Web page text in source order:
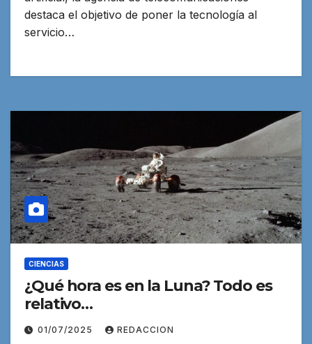
destaca el objetivo de poner la tecnología al
servicio…
CIENCIAS
¿Qué hora es en la Luna? Todo es
relativo…
01/07/2025 REDACCION